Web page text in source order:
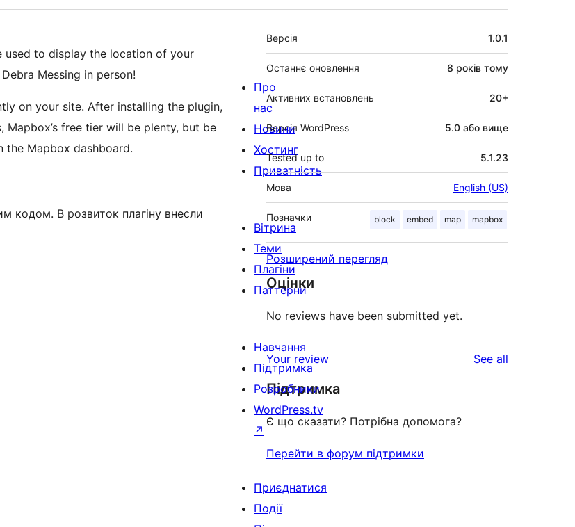
used to display the location of your
Messing in person!
on your site. After installing the plugin,
Mapbox’s free tier will be plenty, but be
the Mapbox dashboard.
кодом. В розвиток плагіну внесли
Мета
Версія 1.0.1
Останнє оновлення 8 років тому
Активних встановлень 20+
Версія WordPress 5.0 або вище
Tested up to 5.1.23
Мова English (US)
Позначки block embed map mapbox
Розширений перегляд
Оцінки
No reviews have been submitted yet.
Your review See all
Підтримка
Є що сказати? Потрібна допомога?
Перейти в форум підтримки
Про
нас
Новини
Хостинг
Приватність
Вітрина
Теми
Плагіни
Паттерни
Навчання
Підтримка
Розробники
WordPress.tv
↗
Приєднатися
Події